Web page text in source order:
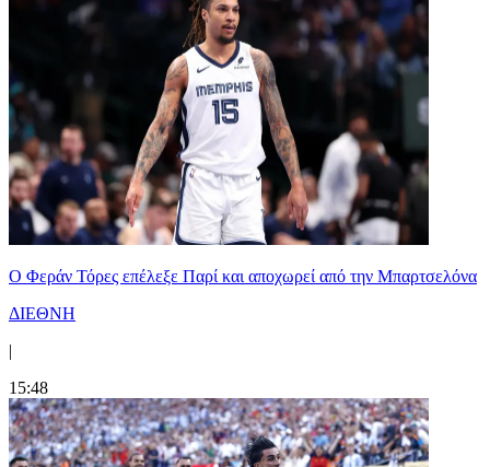
Ο Φεράν Τόρες επέλεξε Παρί και αποχωρεί από την Μπαρτσελόνα
ΔΙΕΘΝΗ
|
15:48